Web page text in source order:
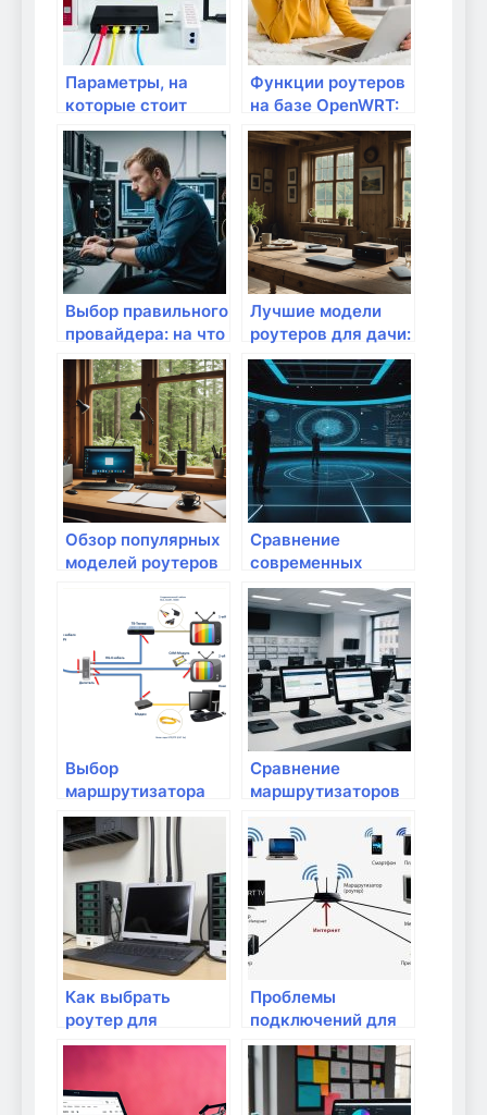
Параметры, на
которые стоит
обратить внимание
при выборе
роутера
Функции роутеров
на базе OpenWRT:
для чего они
нужны?
Выбор правильного
провайдера: на что
обратить внимание
Лучшие модели
роутеров для дачи:
идеальное
соотношение цены
и качества
Обзор популярных
моделей роутеров
Сравнение
современных
модемов для
домашнего
интернета
Выбор
маршрутизатора
для дома
Сравнение
маршрутизаторов
Как выбрать
роутер для
квартиры?
Проблемы
подключений для
геймеров: как их
решать?